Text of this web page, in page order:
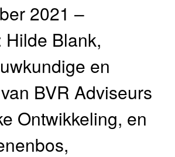
2021 –
Hilde Blank,
en
BVR Adviseurs
Ontwikkeling, en